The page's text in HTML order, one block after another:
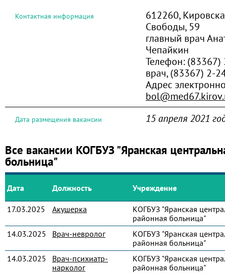
Контактная информация
612260,
Свободы, 59
главный врач
Чепайкин
Телефон: (83367)
врач, (83367) 2-
Адрес
Дата размещения вакансии 15 апреля 2021
Все вакансии КОГБУЗ "Яранская
больница"
Дата Должность Учреждение
17.03.2025 Акушерка
КОГБУЗ "Яранская
районная больница"
14.03.2025
Врач-невролог
КОГБУЗ "Яранская
районная больница"
14.03.2025
Врач-психиатр-
нарколог
КОГБУЗ "Яранская
районная больница"